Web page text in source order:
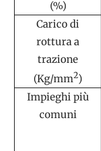
(%)
Carico di
rottura a
trazione
(Kg/mm2)
Impieghi più
comuni